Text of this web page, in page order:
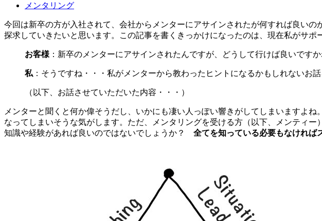
メンタリング
今回は新卒の方が入社されて、会社からメンターにアサインされたが何すれば良い
探求していきたいと思います。この記事を書くきっかけになったのは、現在私がサポ
お客様 ：新卒のメンターにアサインされたんですが、どうして行けば良いですか
私 ：そうですね・・・私がメンターから教わったヒントになるかもしれないお話
（以下、お話させていただいた内容・・・）
メンターと聞くと何か偉そうだし、いかにも凄い人っぽい響きがしてしまいますよね
なってしまいそうな気がします。ただ、メンタリングを受ける方（以下、メンティ
知識や経験があれば良いのではないでしょうか？ 全てを知っている必要もなければ